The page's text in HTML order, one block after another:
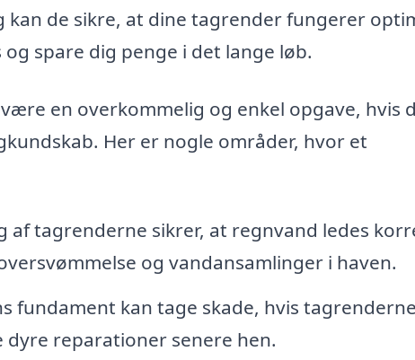
de sikre, at dine tagrender fungerer
spare dig penge i det lange løb.
en overkommelig og enkel opgave, hvis
Her er nogle områder, hvor et
af tagrenderne sikrer, at regnvand ledes
og vandansamlinger i haven.
fundament kan tage skade, hvis
reparationer senere hen.